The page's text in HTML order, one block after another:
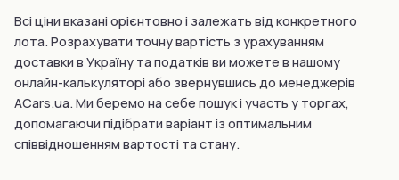
Всі ціни вказані орієнтовно і залежать від конкретного
лота. Розрахувати точну вартість з урахуванням
доставки в Україну та податків ви можете в нашому
онлайн-калькуляторі або звернувшись до менеджерів
ACars.ua. Ми беремо на себе пошук і участь у торгах,
допомагаючи підібрати варіант із оптимальним
співвідношенням вартості та стану.